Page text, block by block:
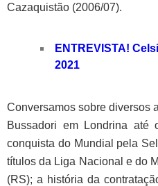
Cazaquistão (2006/07).
ENTREVISTA!
2021
Conversamos sobre diversos
Bussadori em Londrina até
conquista do Mundial pela
títulos da Liga Nacional e do
(RS); a história da